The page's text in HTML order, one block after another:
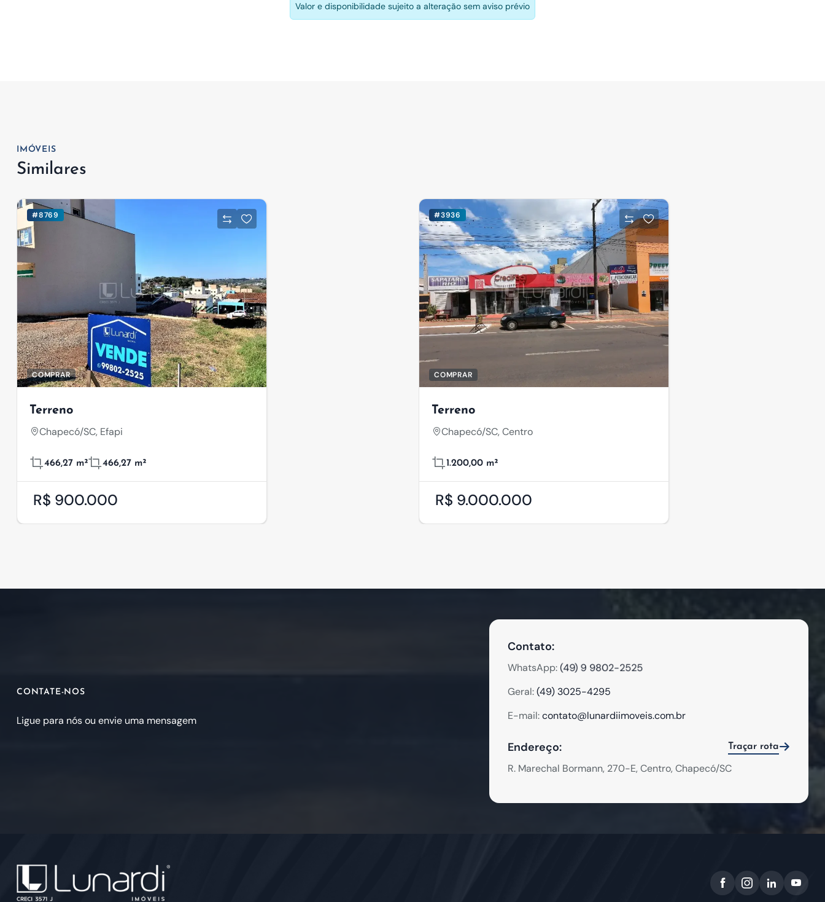
Valor e disponibilidade sujeito a alteração sem aviso prévio
IMÓVEIS
Similares
#8769
COMPRAR
Terreno
Chapecó/SC, Efapi
466,27 m² 466,27 m²
R$ 900.000
#3936
COMPRAR
Terreno
Chapecó/SC, Centro
1.200,00 m²
R$ 9.000.000
CONTATE-NOS
Ligue para nós ou envie uma mensagem
Contato:
WhatsApp:(49) 9 9802-2525
Geral:(49) 3025-4295
E-mail:contato@lunardiimoveis.com.br
Endereço: Traçar rota
R. Marechal Bormann, 270-E, Centro, Chapecó/SC
Facebook de Lunardi
Instagram de
LinkedIn de